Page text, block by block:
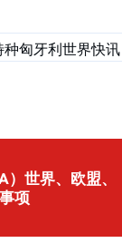
种匈牙利世界快讯
世界、欧盟、
项